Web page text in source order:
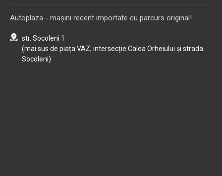
Autoplaza - mașini recent importate cu parcurs original!
str. Socoleni 1
(mai sus de piața VAZ, intersecție Calea Orheiului și strada
Socoleni)